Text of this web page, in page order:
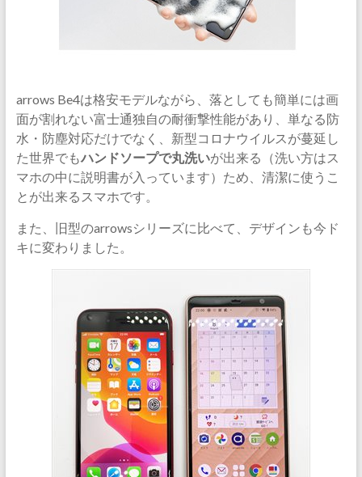
arrows Be4は格安モデルながら、落としても簡単には画
面が割れない富士通独自の耐衝撃性能があり、単なる防
水・防塵対応だけでなく、新型コロナウイルスが蔓延し
た世界でもハンドソープで丸洗いが出来る（洗い方はス
マホの中に説明書が入っています）ため、清潔に使うこ
とが出来るスマホです。
また、旧型のarrowsシリーズに比べて、デザインも今ド
キに変わりました。